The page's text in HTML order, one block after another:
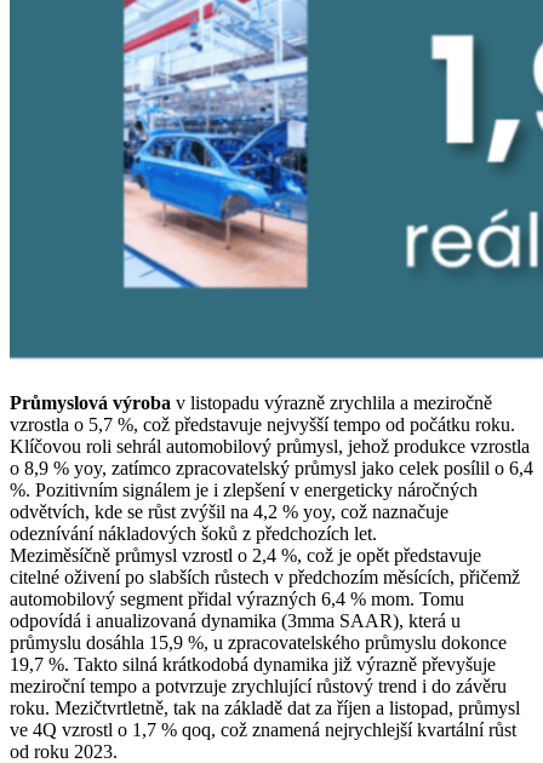
Průmyslová výroba v listopadu výrazně zrychlila a meziročně
vzrostla o 5,7 %, což představuje nejvyšší tempo od počátku roku.
Klíčovou roli sehrál automobilový průmysl, jehož produkce vzrostla
o 8,9 % yoy, zatímco zpracovatelský průmysl jako celek posílil o 6,4
%. Pozitivním signálem je i zlepšení v energeticky náročných
odvětvích, kde se růst zvýšil na 4,2 % yoy, což naznačuje
odeznívání nákladových šoků z předchozích let.
Meziměsíčně průmysl vzrostl o 2,4 %, což je opět představuje
citelné oživení po slabších růstech v předchozím měsících, přičemž
automobilový segment přidal výrazných 6,4 % mom. Tomu
odpovídá i anualizovaná dynamika (3mma SAAR), která u
průmyslu dosáhla 15,9 %, u zpracovatelského průmyslu dokonce
19,7 %. Takto silná krátkodobá dynamika již výrazně převyšuje
meziroční tempo a potvrzuje zrychlující růstový trend i do závěru
roku. Mezičtvrtletně, tak na základě dat za říjen a listopad, průmysl
ve 4Q vzrostl o 1,7 % qoq, což znamená nejrychlejší kvartální růst
od roku 2023.